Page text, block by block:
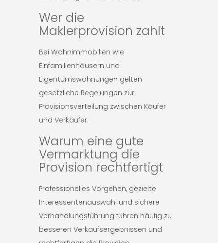
Wer die
Maklerprovision zahlt
Bei Wohnimmobilien wie
Einfamilienhäusern und
Eigentumswohnungen gelten
gesetzliche Regelungen zur
Provisionsverteilung zwischen Käufer
und Verkäufer.
Warum eine gute
Vermarktung die
Provision rechtfertigt
Professionelles Vorgehen, gezielte
Interessentenauswahl und sichere
Verhandlungsführung führen häufig zu
besseren Verkaufsergebnissen und